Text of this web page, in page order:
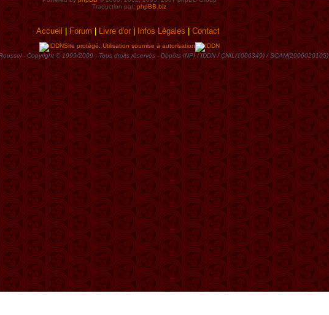
Traduction par:phpBB.biz
Accueil| Forum|Livre d'or|Infos Lègales|Contact
Site protégé. Utilisation soumise à autorisation
- Copyright © 1999/2009 - Tous droits rèservès - Dèpôts INPI / IDDN / CNIL(1006349) / SCAM(2006020105)